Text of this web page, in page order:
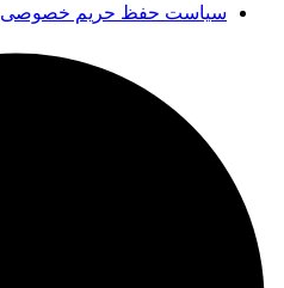
سیاست حفظ حریم خصوصی